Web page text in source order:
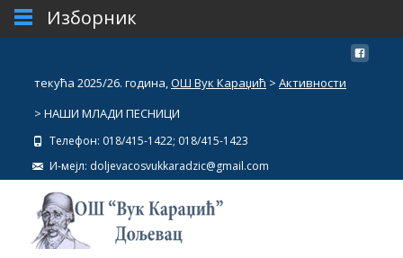
текућа 2025/26. година,ОШ Вук Караџић > Активности
> НАШИ МЛАДИ ПЕСНИЦИ
Телефон: 018/415-1422; 018/415-1423
И-мејл: doljevacosvukkaradzic@gmail.com
Изборник